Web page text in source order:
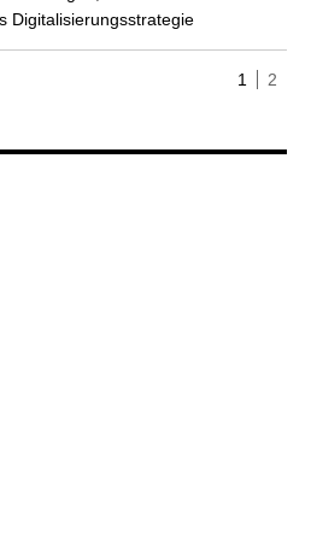
Digitalisierungsstrategie
Seite
1 Seite
2